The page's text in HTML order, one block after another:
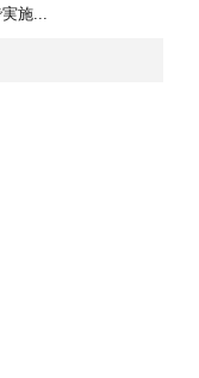
施...